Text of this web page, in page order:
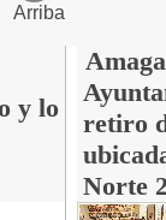
Arriba
y lo
Amaga
retiro
Norte